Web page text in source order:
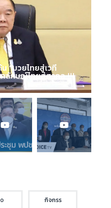
“มวยไทยสู่เวที
กลักษณ์ไทยสู่สากล !!!
กิจกรร